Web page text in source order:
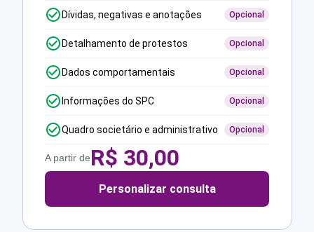
Dívidas, negativas e anotações Opcional
Detalhamento de protestos Opcional
Dados comportamentais Opcional
Informações do SPC Opcional
Quadro societário e administrativo Opcional
A partir deR$ 30,00
Personalizar consulta